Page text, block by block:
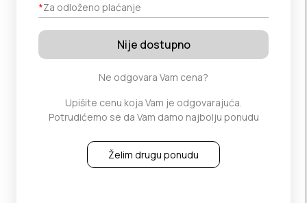
*Za odloženo plaćanje
Nije dostupno
Ne odgovara Vam cena?
Upišite cenu koja Vam je odgovarajuća.
Potrudićemo se da Vam damo najbolju ponudu
Želim drugu ponudu